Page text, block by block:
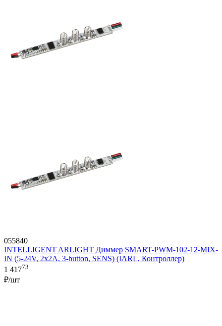
055840
INTELLIGENT ARLIGHT Диммер SMART-PWM-102-12-MIX-
IN (5-24V, 2x2A, 3-button, SENS) (IARL, Контроллер)
1 41773
₽/шт